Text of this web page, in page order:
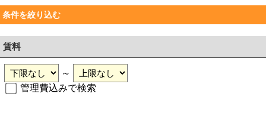
条件を絞り込む
賃料
～
管理費込みで検索